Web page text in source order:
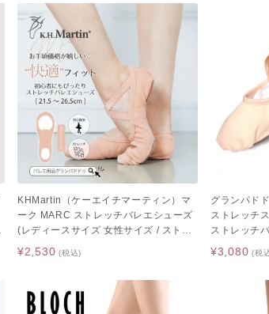
KHMartin（ケーエイチマーティン）マ
ーク MARC ストレッチバレエシューズ
(レディースサイズ 女性サイズ / ストレ
ッチバレエシューズ / ピンク)
¥2,530 (税込)
グランパド
ストレッチ
ストレッチ
¥3,080 (税